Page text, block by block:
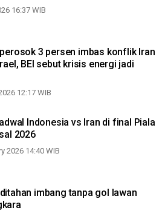
16:37 WIB
3 persen imbas konflik Iran
BEI sebut krisis energi jadi
12:17 WIB
Indonesia vs Iran di final Piala
2026
2026 14:40 WIB
imbang tanpa gol lawan